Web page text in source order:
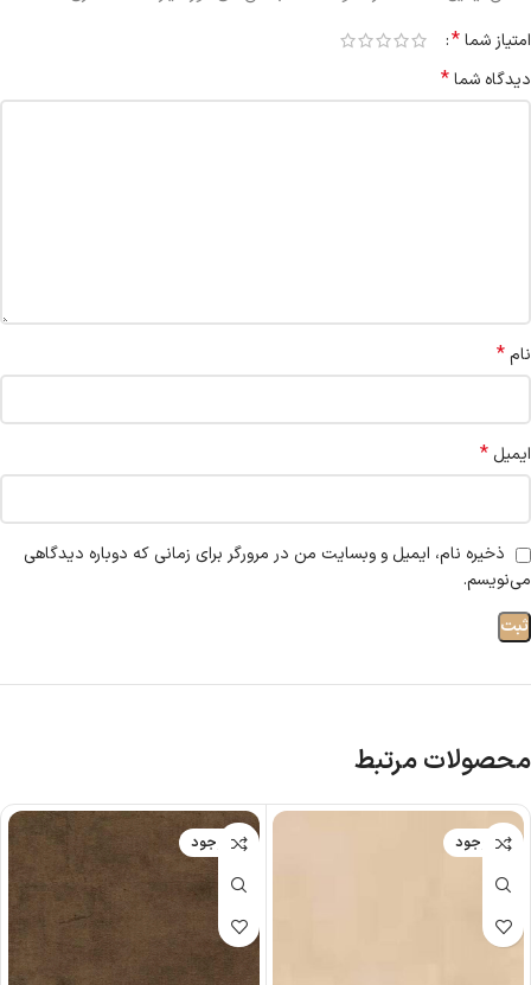
امتیاز شما*
دیدگاه شما*
نام*
ایمیل *
ذخیره نام، ایمیل و وبسایت من در مرورگر برای زمانی که دوباره دیدگاهی
می‌نویسم.
محصولات مرتبط
ناموجود ناموجود